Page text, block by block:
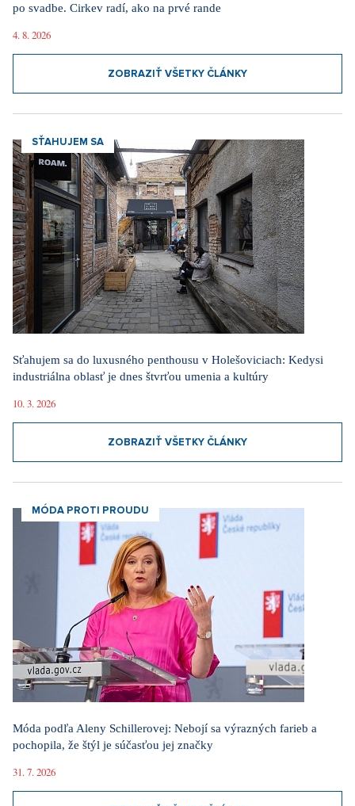
po svadbe. Cirkev radí, ako na prvé rande
4. 8. 2026
ZOBRAZIŤ VŠETKY ČLÁNKY
SŤAHUJEM SA
Sťahujem sa do luxusného penthousu v Holešoviciach: Kedysi
industriálna oblasť je dnes štvrťou umenia a kultúry
10. 3. 2026
ZOBRAZIŤ VŠETKY ČLÁNKY
MÓDA PROTI PROUDU
Móda podľa Aleny Schillerovej: Nebojí sa výrazných farieb a
pochopila, že štýl je súčasťou jej značky
31. 7. 2026